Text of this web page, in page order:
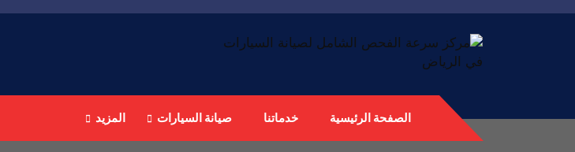
الصفحة الرئيسية خدماتنا صيانة السيارات المزيد